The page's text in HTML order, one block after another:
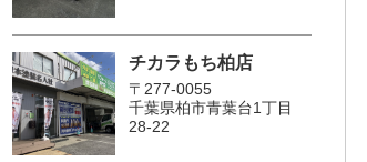
チカラもち柏店
〒277-0055
千葉県柏市青葉台1丁目
28-22